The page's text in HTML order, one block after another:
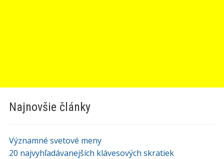
Najnovšie články
Významné svetové meny
20 najvyhľadávanejších klávesových skratiek